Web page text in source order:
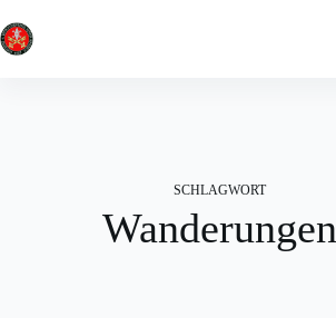
Inhalt
springen
SCHLAGWORT
Wanderungen